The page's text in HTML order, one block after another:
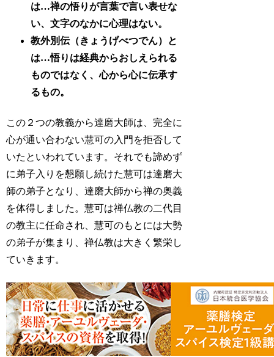
は…禅の悟りが言葉で言い表せな
い、文字のなかに心理はない。
教外別伝（きょうげべつでん）と
は…悟りは経典からおしえられる
ものではなく、心から心に伝承す
るもの。
この２つの教義から達磨大師は、完全に
心が通い合わない慧可の入門を拒否して
いたといわれています。それでも諦めず
に弟子入りを懇願し続けた慧可は達磨大
師の弟子となり、達磨大師から禅の奥義
を体得しました。慧可は禅仏教の二代目
の教主に任命され、慧可のもとには大勢
の弟子が集まり、禅仏教は大きく繁栄し
ていきます。